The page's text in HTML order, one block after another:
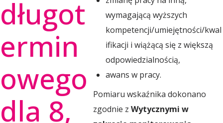
w
a
t
długot
ermin
owego
dla 8,
wymagającą wyższych
kompetencji/umiejętności/kwal
ifikacji i wiążącą się z większą
odpowiedzialnością,
awans w pracy.
Pomiaru wskaźnika dokonano
zgodnie z Wytycznymi w